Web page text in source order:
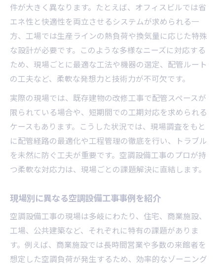
件が大きく異なります。たとえば、オフィスビルでは省
エネ性と快適性を両立させるシステムが求められる一
方、工場では生産ラインの熱負荷や換気量に応じた特殊
な設計が必要です。このような多様なニーズに対応する
ため、現場ごとに最適な工法や機器の選定、配管ルート
の工夫など、柔軟な発想力と技術力が不可欠です。
実際の現場では、既存建物の改修工事で配管スペースが
限られている場合や、短期間での工期対応を求められる
ケースもあります。こうした状況では、現場調査をもと
に配管経路の最適化や工程管理の徹底を行い、トラブル
を未然に防ぐ工夫が重要です。空調設備工事のプロが持
つ柔軟な対応力は、現場ごとの課題解決に直結します。
現場別に異なる空調設備工事事例を紹介
空調設備工事の現場は多岐にわたり、住宅、商業施設、
工場、公共建築など、それぞれに特有の課題がありま
す。例えば、商業施設では長時間営業や多数の来館者を
想定した空調負荷が発生するため、効率的なゾーニング